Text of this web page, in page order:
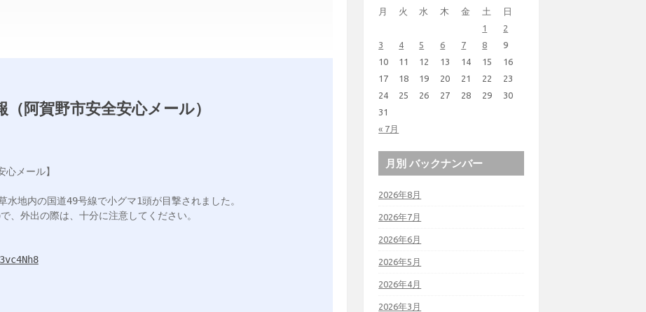
（阿賀野市安全安心メール）
メール】
地内の国道49号線で小グマ1頭が目撃されました。
、外出の際は、十分に注意してください。
月
火 水 木 金 土 日
« 7月
1
2
3
4 5 6 7 8
9
10
11 12 13 14 15
16
17
18 19 20 21 22
23
24
25 26 27 28 29
30
31
月別 バックナンバー
2026年8月
2026年7月
2026年6月
2026年5月
2026年4月
2026年3月